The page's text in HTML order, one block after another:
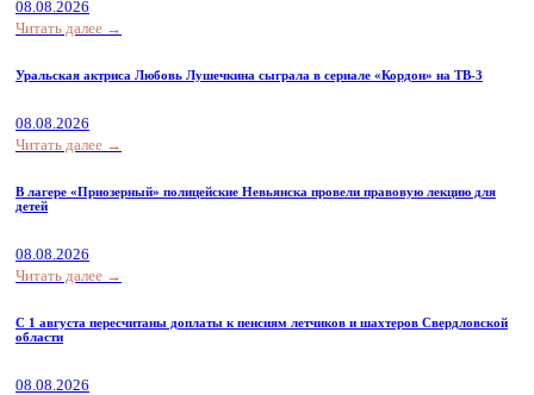
08.08.2026
Читать далее →
Уральская актриса Любовь Лушечкина сыграла в сериале «Кордон» на ТВ-3
08.08.2026
Читать далее →
В лагере «Приозерный» полицейские Невьянска провели правовую лекцию для
детей
08.08.2026
Читать далее →
С 1 августа пересчитаны доплаты к пенсиям летчиков и шахтеров Свердловской
области
08.08.2026